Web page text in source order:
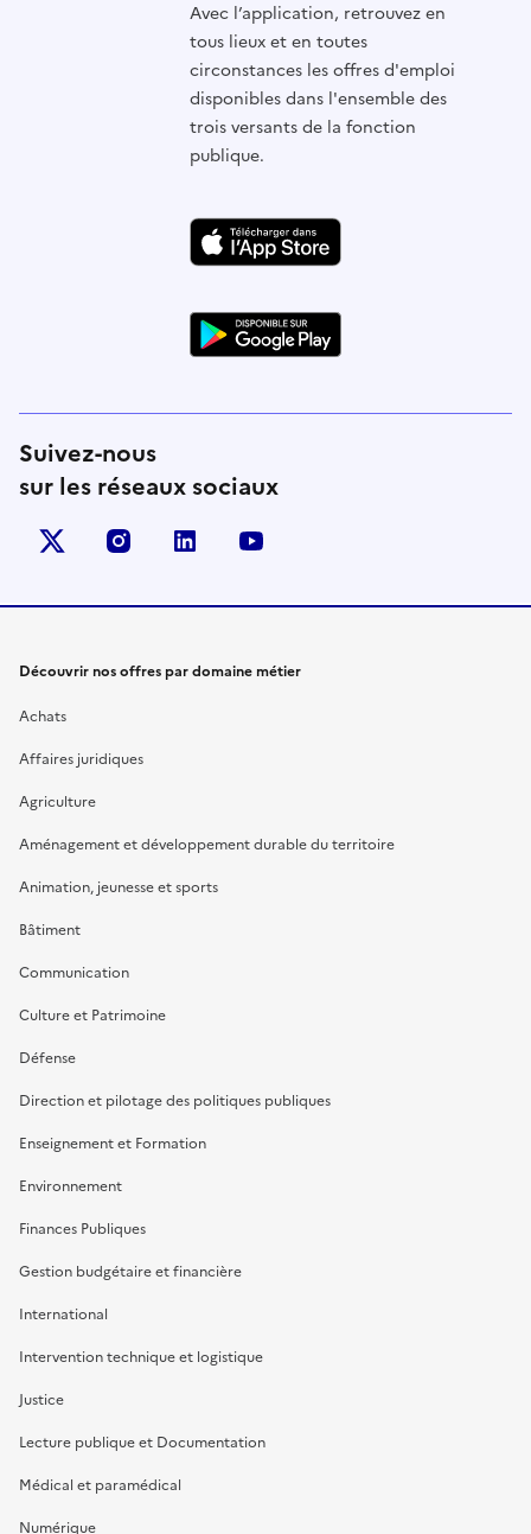
Avec l’application, retrouvez en
tous lieux et en toutes
circonstances les offres d'emploi
disponibles dans l'ensemble des
trois versants de la fonction
publique.
Suivez-nous
sur les réseaux sociaux
X (anciennement Twitter)
instagramlinkedin
Découvrir nos offres par domaine métier
Achats
Affaires juridiques
Agriculture
Aménagement et développement durable du territoire
Animation, jeunesse et sports
Bâtiment
Communication
Culture et Patrimoine
Défense
Direction et pilotage des politiques publiques
Enseignement et Formation
Environnement
Finances Publiques
Gestion budgétaire et financière
International
Intervention technique et logistique
Justice
Lecture publique et Documentation
Médical et paramédical
Numérique